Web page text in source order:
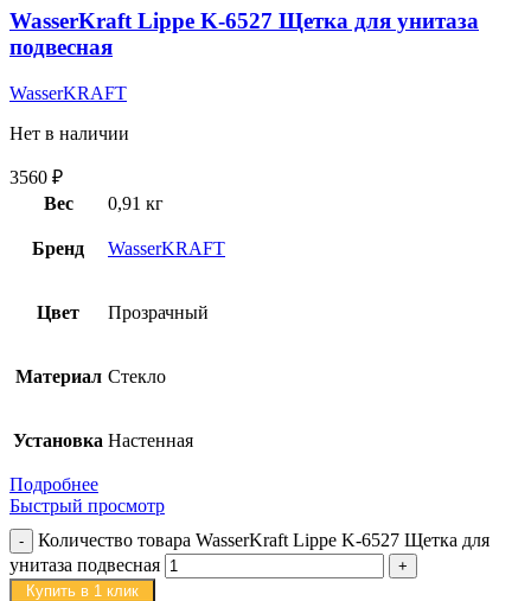
WasserKraft Lippe K-6527 Щетка для унитаза
подвесная
WasserKRAFT
Нет в наличии
3560 ₽
Вес
0,91 кг
Бренд WasserKRAFT
Цвет Прозрачный
Материал Стекло
Установка Настенная
Подробнее
Быстрый просмотр
Количество товара WasserKraft Lippe K-6527 Щетка для
унитаза подвесная
Купить в 1 клик